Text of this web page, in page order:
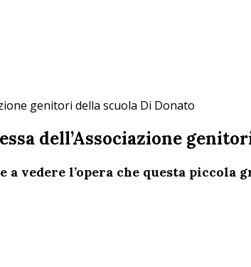
genitori della scuola Di Donato
dell’Associazione
vedere l’opera che questa piccola